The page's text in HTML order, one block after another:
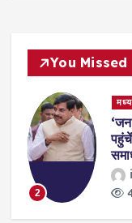
You Missed
2